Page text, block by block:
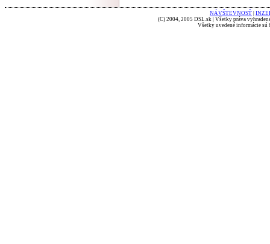
NÁVŠTEVNOSŤ
(C) 2004, 2005 DSL.sk | Všetky práva
Všetky uvedené informácie sú